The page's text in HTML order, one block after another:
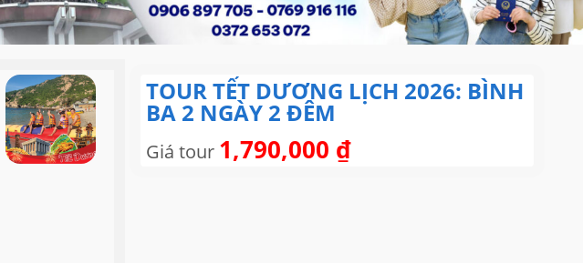
TOUR TẾT DƯƠNG LỊCH 2026: BÌNH
BA 2 NGÀY 2 ĐÊM
Giá tour 1,790,000 ₫